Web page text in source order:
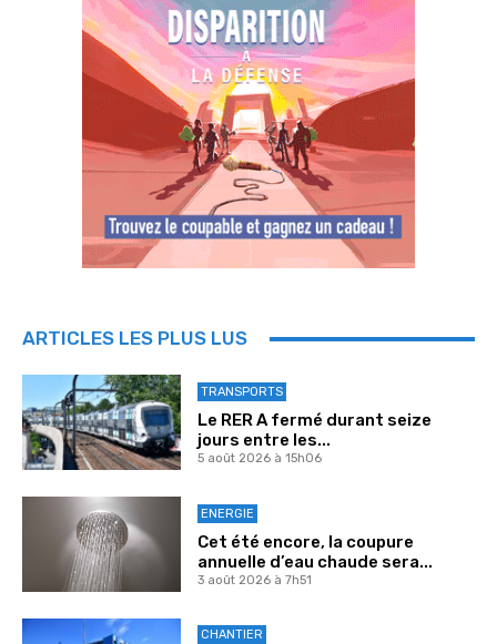
ARTICLES LES PLUS LUS
TRANSPORTS
Le RER A fermé durant seize
jours entre les...
5 août 2026 à 15h06
ENERGIE
Cet été encore, la coupure
annuelle d’eau chaude sera...
3 août 2026 à 7h51
CHANTIER